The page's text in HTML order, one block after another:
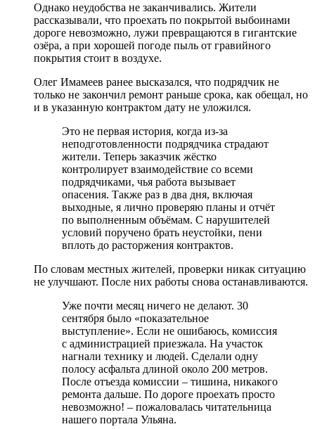
Однако неудобства не заканчивались. Жители
рассказывали, что проехать по покрытой выбоинами
дороге невозможно, лужи превращаются в гигантские
озёра, а при хорошей погоде пыль от гравийного
покрытия стоит в воздухе.
Олег Имамеев ранее высказался, что подрядчик не
только не закончил ремонт раньше срока, как обещал, но
и в указанную контрактом дату не уложился.
Это не первая история, когда из-за
неподготовленности подрядчика страдают
жители. Теперь заказчик жёстко
контролирует взаимодействие со всеми
подрядчиками, чья работа вызывает
опасения. Также раз в два дня, включая
выходные, я лично проверяю планы и отчёт
по выполненным объёмам. С нарушителей
условий поручено брать неустойки, пени
вплоть до расторжения контрактов.
По словам местных жителей, проверки никак ситуацию
не улучшают. После них работы снова останавливаются.
Уже почти месяц ничего не делают. 30
сентября было «показательное
выступление». Если не ошибаюсь, комиссия
с администрацией приезжала. На участок
нагнали технику и людей. Сделали одну
полосу асфальта длиной около 200 метров.
После отъезда комиссии – тишина, никакого
ремонта дальше. По дороге проехать просто
невозможно! – пожаловалась читательница
нашего портала Ульяна.